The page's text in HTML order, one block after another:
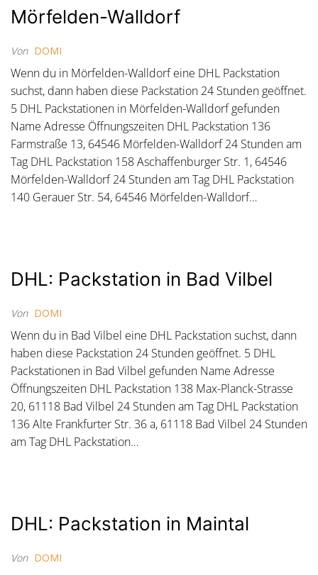
Mörfelden-Walldorf
Von DOMI
Wenn du in Mörfelden-Walldorf eine DHL Packstation
suchst, dann haben diese Packstation 24 Stunden geöffnet.
5 DHL Packstationen in Mörfelden-Walldorf gefunden
Name Adresse Öffnungszeiten DHL Packstation 136
Farmstraße 13, 64546 Mörfelden-Walldorf 24 Stunden am
Tag DHL Packstation 158 Aschaffenburger Str. 1, 64546
Mörfelden-Walldorf 24 Stunden am Tag DHL Packstation
140 Gerauer Str. 54, 64546 Mörfelden-Walldorf…
DHL: Packstation in Bad Vilbel
Von DOMI
Wenn du in Bad Vilbel eine DHL Packstation suchst, dann
haben diese Packstation 24 Stunden geöffnet. 5 DHL
Packstationen in Bad Vilbel gefunden Name Adresse
Öffnungszeiten DHL Packstation 138 Max-Planck-Strasse
20, 61118 Bad Vilbel 24 Stunden am Tag DHL Packstation
136 Alte Frankfurter Str. 36 a, 61118 Bad Vilbel 24 Stunden
am Tag DHL Packstation…
DHL: Packstation in Maintal
Von DOMI